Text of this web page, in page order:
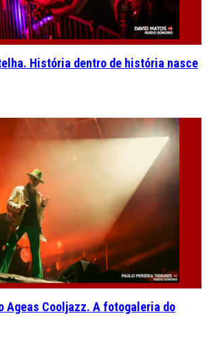
História dentro de história nasce
Ageas Cooljazz. A fotogaleria do